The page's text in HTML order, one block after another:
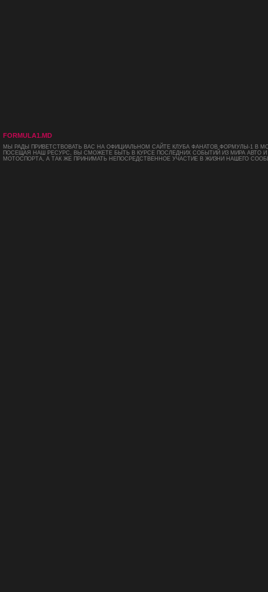
FORMULA1.MD
МЫ РАДЫ ПРИВЕТСТВОВАТЬ ВАС НА ОФИЦИАЛЬНОМ САЙТЕ КЛУБА ФАНАТОВ ФОРМУЛЫ-1 В
ПОСЕЩАЯ НАШ РЕСУРС, ВЫ СМОЖЕТЕ БЫТЬ В КУРСЕ ПОСЛЕДНИХ СОБЫТИЙ ИЗ МИРА АВТО И
МОТОСПОРТА, А ТАК ЖЕ ПРИНИМАТЬ НЕПОСРЕДСТВЕННОЕ УЧАСТИЕ В ЖИЗНИ НАШЕГО